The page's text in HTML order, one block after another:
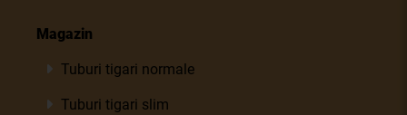
Magazin
Tuburi tigari normale
Tuburi tigari slim